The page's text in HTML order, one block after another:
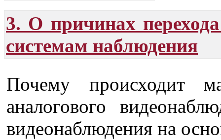
3. О причинах
системам наблюдения
Почему происходит
аналогового
видеонаблюдения на